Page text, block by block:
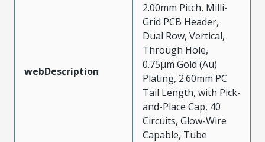
webDescription
2.00mm Pitch, Milli-
Grid PCB Header,
Dual Row, Vertical,
Through Hole,
0.75µm Gold (Au)
Plating, 2.60mm PC
Tail Length, with Pick-
and-Place Cap, 40
Circuits, Glow-Wire
Capable, Tube